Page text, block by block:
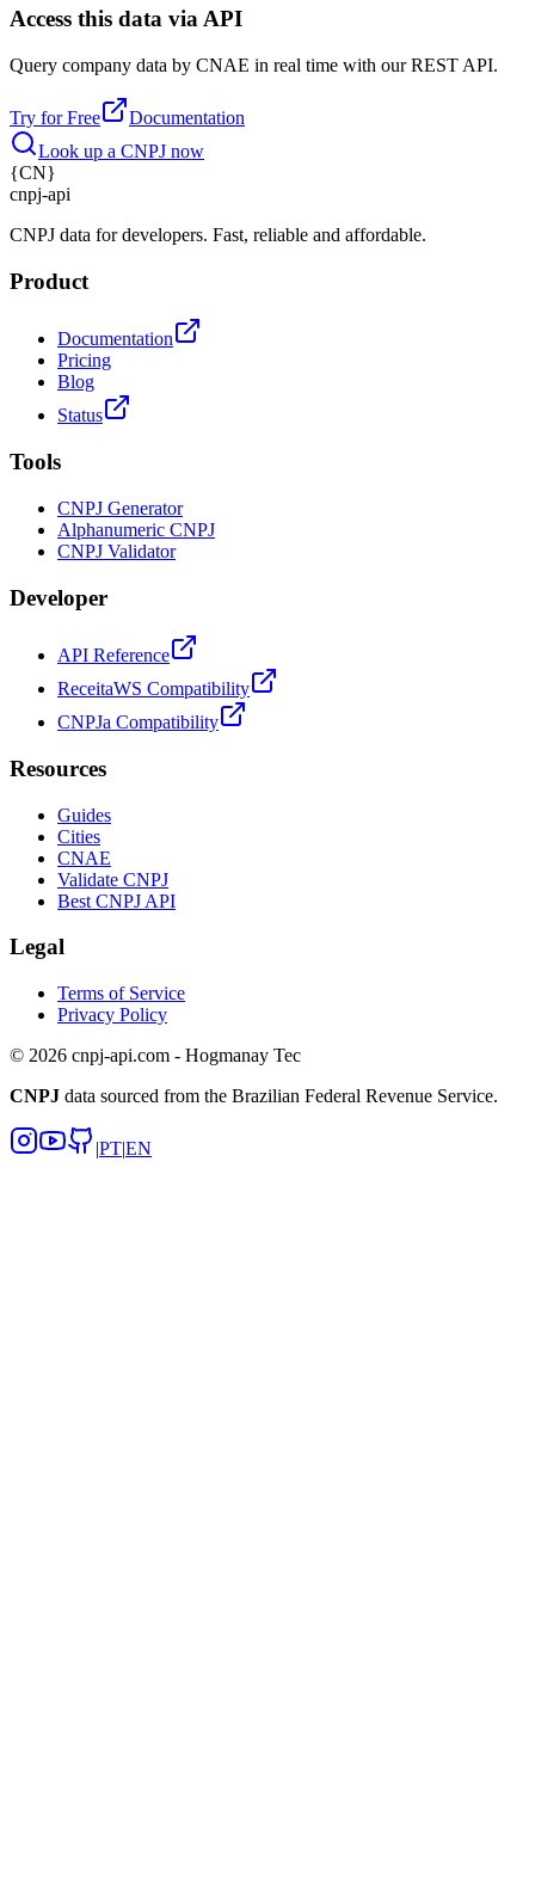
Access this data via API
Query company data by CNAE in real time with our REST API.
Try for Free
Documentation
Look up a CNPJ now
{CN}
cnpj-api
CNPJ data for developers. Fast, reliable and affordable.
Product
Documentation
Pricing
Blog
Status
Tools
CNPJ Generator
Alphanumeric CNPJ
CNPJ Validator
Developer
API Reference
ReceitaWS Compatibility
CNPJa Compatibility
Resources
Guides
Cities
CNAE
Validate CNPJ
Best CNPJ API
Legal
Terms of Service
Privacy Policy
© 2026 cnpj-api.com - Hogmanay Tec
CNPJ data sourced from the Brazilian Federal Revenue Service.
|PT|EN